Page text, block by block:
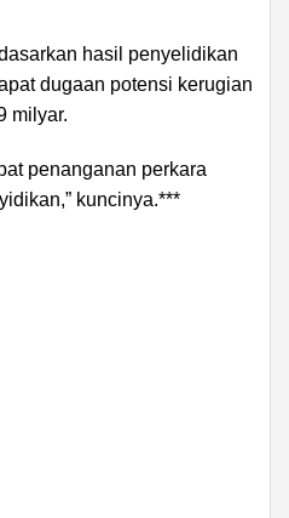
hasil penyelidikan
dugaan potensi kerugian
milyar.
penanganan perkara
kuncinya.***